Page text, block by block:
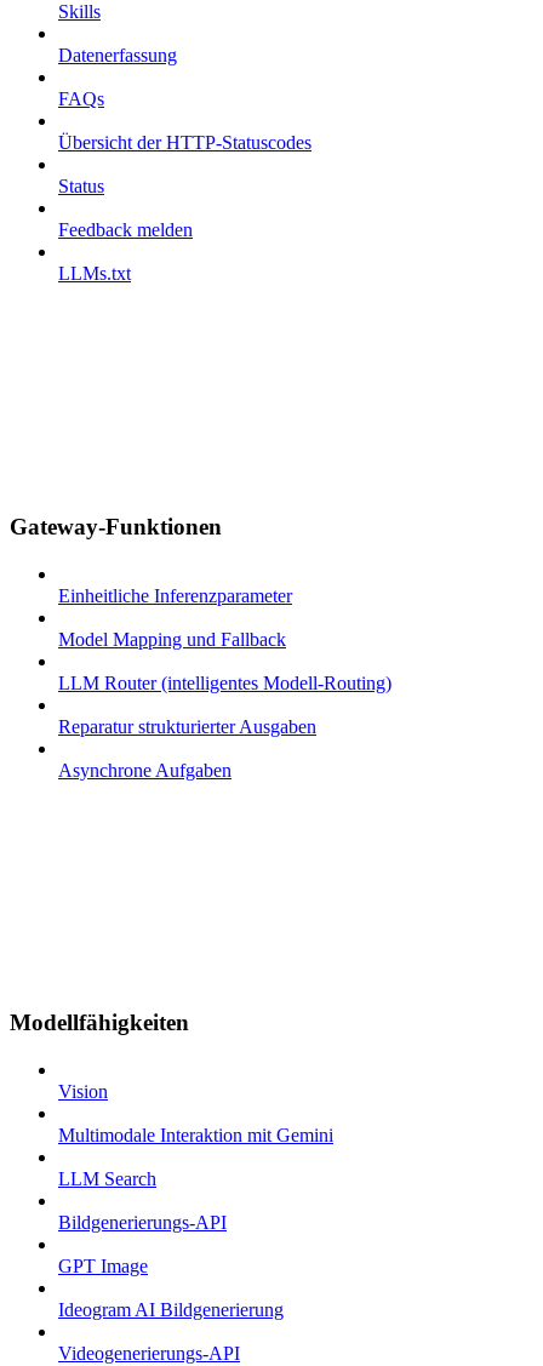
Skills
Datenerfassung
FAQs
Übersicht der HTTP-Statuscodes
Status
Feedback melden
LLMs.txt
Gateway-Funktionen
Einheitliche Inferenzparameter
Model Mapping und Fallback
LLM Router (intelligentes Modell-Routing)
Reparatur strukturierter Ausgaben
Asynchrone Aufgaben
Modellfähigkeiten
Vision
Multimodale Interaktion mit Gemini
LLM Search
Bildgenerierungs-API
GPT Image
Ideogram AI Bildgenerierung
Videogenerierungs-API